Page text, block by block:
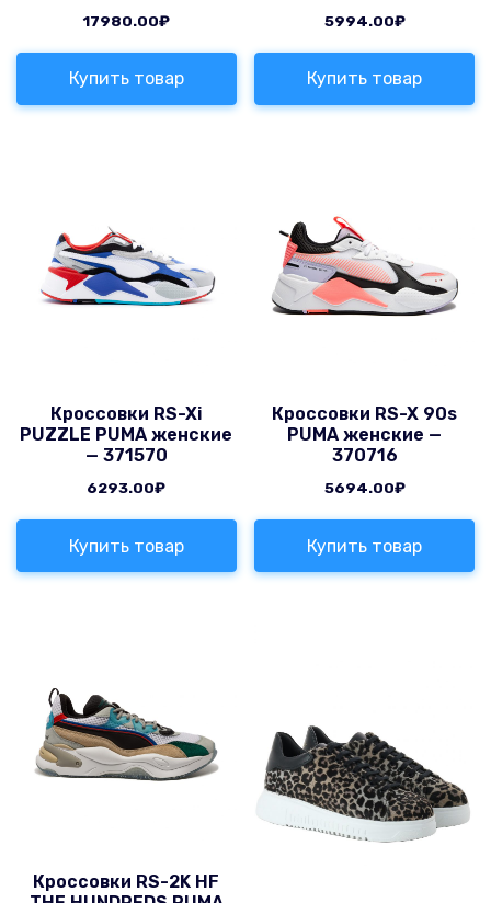
17980.00₽
Купить товар
5994.00₽
Купить товар
Кроссовки RS-Xі
PUZZLE PUMA женские
— 371570
6293.00₽
Купить товар
Кроссовки RS-X 90s
PUMA женские —
370716
5694.00₽
Купить товар
Кроссовки RS-2K HF